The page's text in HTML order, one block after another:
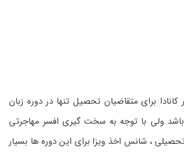
برای متقاضیان تحصیل تنها در دوره زبان
ولی با توجه به سخت گیری افسر مهاجرتی
، شانس اخذ ویزا برای این دوره ها بسیار